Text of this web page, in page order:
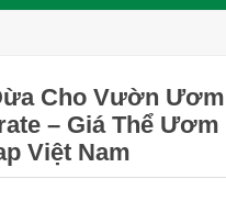
Cho Vườn
– Giá Thể Ươm
Việt Nam